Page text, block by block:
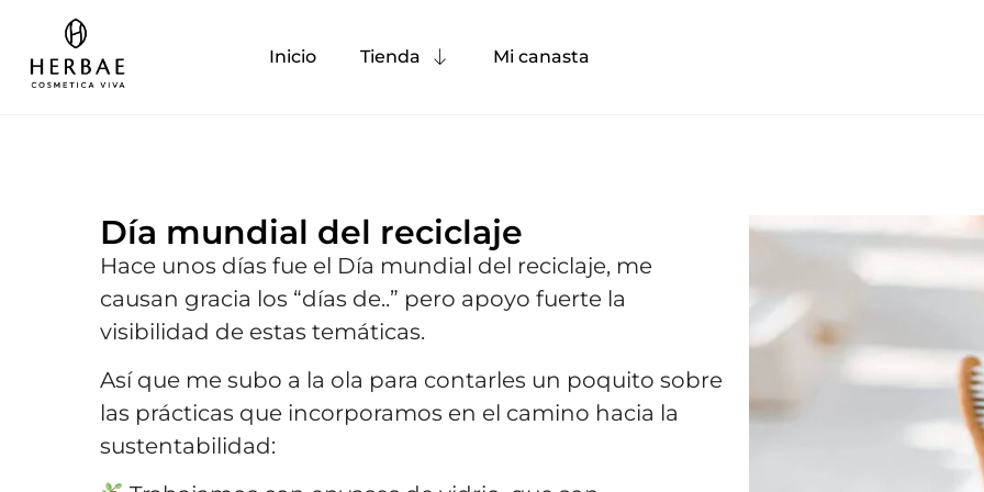
Inicio Tienda Mi canasta
Día mundial del reciclaje
Hace unos días fue el Día mundial del reciclaje, me
causan gracia los “días de..” pero apoyo fuerte la
visibilidad de estas temáticas.
Así que me subo a la ola para contarles un poquito sobre
las prácticas que incorporamos en el camino hacia la
sustentabilidad: